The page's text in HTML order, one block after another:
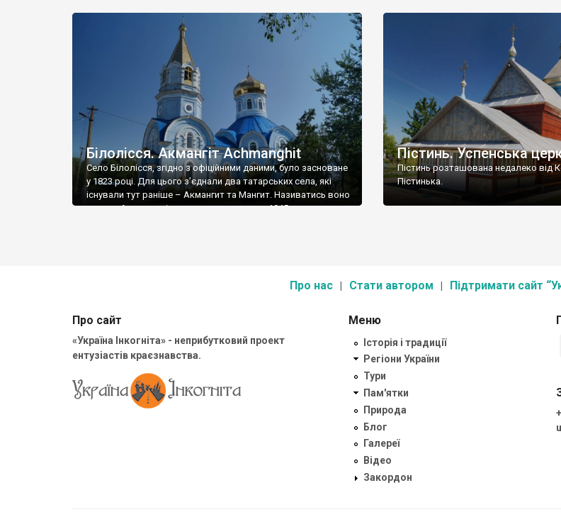
Кальниболото (нинішній Катеринопіль) значну частину
населення у 18 столітті становили козаки. Вони мали на Січі
власний курінь, тому […]
українського бароко до
(як символ того, що церква веде
життєве море до тихої пристані).
Білолісся. Акмангіт Achmanghit
Село Білолісся, згідно з офіційними даними, було засноване
у 1823 році. Для цього з’єднали два татарських села, які
існували тут раніше – Акмангит та Мангит. Називатись воно
почало Акмангит, і називалося так аж до 1945 року, коли
Пістинь. Успенська
Пістинь розташована недалеко від
Пістинька.
Про нас Стати автором Підтримати сайт
Про сайт
«Україна Інкогніта» - неприбутковий проект
ентузіастів краєзнавства.
Меню
Історія і традиції
Регіони України
Тури
Пам'ятки
Природа
Блог
Галереї
Відео
Закордон